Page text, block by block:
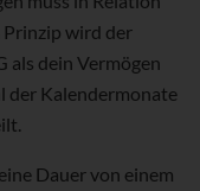
wird der
als dein Vermögen
der Kalendermonate
Dauer von einem